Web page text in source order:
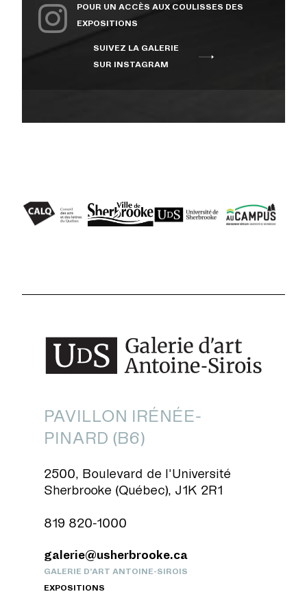
POUR UN ACCÈS AUX COULISSES DES
EXPOSITIONS
SUIVEZ LA GALERIE
SUR INSTAGRAM
PAVILLON IRÉNÉE-
PINARD (B6)
2500, Boulevard de l'Université
Sherbrooke (Québec), J1K 2R1
819 820-1000
galerie@usherbrooke.ca
GALERIE D’ART ANTOINE-SIROIS
EXPOSITIONS